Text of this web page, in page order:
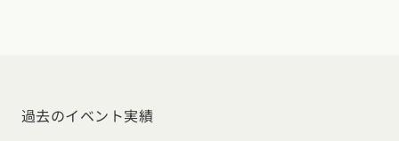
過去のイベント実績